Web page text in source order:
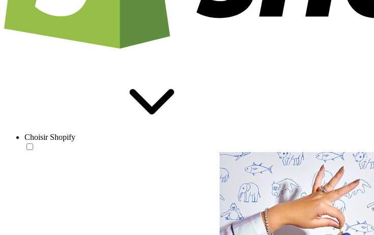
Choisir Shopify